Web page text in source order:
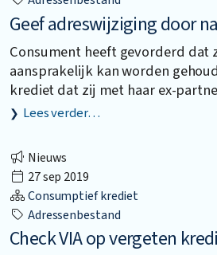
Geef adreswijziging door
Consument heeft gevorderd dat
aansprakelijk kan worden
krediet dat zij met haar ex-
Lees verder…
Nieuws
27 sep 2019
Consumptief krediet
Adressenbestand
Check VIA op vergeten